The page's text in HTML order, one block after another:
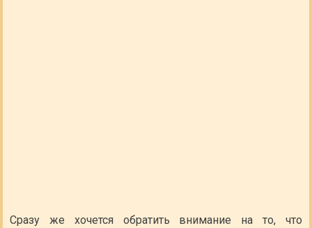
Сразу же хочется обратить внимание на то, что